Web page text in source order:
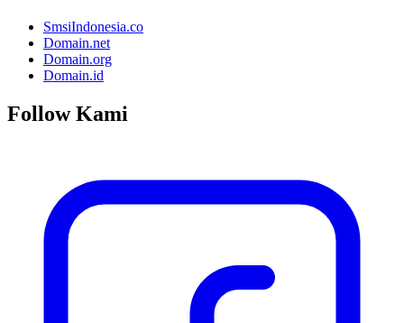
SmsiIndonesia.co
Domain.net
Domain.org
Domain.id
Follow Kami